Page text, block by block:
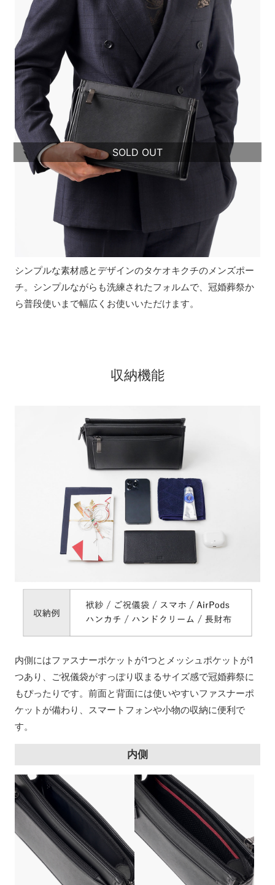
SOLD OUT
シンプルな素材感とデザインのタケオキクチのメンズポー
チ。シンプルながらも洗練されたフォルムで、冠婚葬祭か
ら普段使いまで幅広くお使いいただけます。
収納機能
内側にはファスナーポケットが1つとメッシュポケットが1
つあり、ご祝儀袋がすっぽり収まるサイズ感で冠婚葬祭に
もぴったりです。前面と背面には使いやすいファスナーポ
ケットが備わり、スマートフォンや小物の収納に便利で
す。
内側